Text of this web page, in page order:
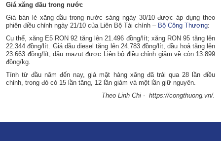
Giá xăng dầu trong nước
Giá bán lẻ xăng dầu trong nước sáng ngày 30/10 được áp dụng theo
phiên điều chỉnh ngày 21/10 của Liên Bộ Tài chính – Bộ Công Thương:
Cụ thể, xăng E5 RON 92 tăng lên 21.496 đồng/lít; xăng RON 95 tăng lên
22.344 đồng/lít. Giá dầu diesel tăng lên 24.783 đồng/lít, dầu hoả tăng lên
23.663 đồng/lít, dầu mazut được Liên bộ điều chỉnh giảm về còn 13.899
đồng/kg.
Tính từ đầu năm đến nay, giá mặt hàng xăng đã trải qua 28 lần điều
chỉnh, trong đó có 15 lần tăng, 12 lần giảm và một lần giữ nguyên.
Theo Linh Chi - https://congthuong.vn/.